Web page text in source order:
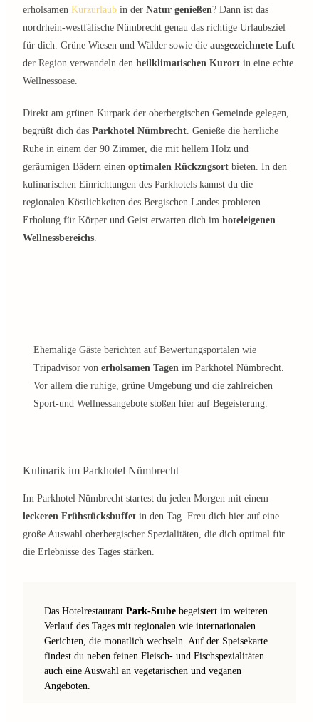
erholsamen Kurzurlaub in der Natur genießen? Dann ist das
nordrhein-westfälische Nümbrecht genau das richtige Urlaubsziel
für dich. Grüne Wiesen und Wälder sowie die ausgezeichnete Luft
der Region verwandeln den heilklimatischen Kurort in eine echte
Wellnessoase.
Direkt am grünen Kurpark der oberbergischen Gemeinde gelegen,
begrüßt dich das Parkhotel Nümbrecht . Genieße die herrliche
Ruhe in einem der 90 Zimmer, die mit hellem Holz und
geräumigen Bädern einen optimalen Rückzugsort bieten. In den
kulinarischen Einrichtungen des Parkhotels kannst du die
regionalen Köstlichkeiten des Bergischen Landes probieren.
Erholung für Körper und Geist erwarten dich im hoteleigenen
Wellnessbereichs
Ehemalige Gäste berichten auf Bewertungsportalen wie
Tripadvisor von erholsamen Tagen im Parkhotel Nümbrecht.
Vor allem die ruhige, grüne Umgebung und die zahlreichen
Sport-und Wellnessangebote stoßen hier auf Begeisterung.
Kulinarik im Parkhotel Nümbrecht
Im Parkhotel Nümbrecht startest du jeden Morgen mit einem
leckeren Frühstücksbuffet in den Tag. Freu dich hier auf eine
große Auswahl oberbergischer Spezialitäten, die dich optimal für
die Erlebnisse des Tages stärken.
Das Hotelrestaurant Park-Stube begeistert im weiteren
Verlauf des Tages mit regionalen wie internationalen
Gerichten, die monatlich wechseln. Auf der Speisekarte
findest du neben feinen Fleisch- und Fischspezialitäten
auch eine Auswahl an vegetarischen und veganen
Angeboten.